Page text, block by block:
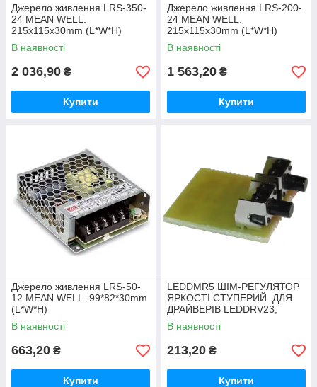
Джерело живлення LRS-350-
24 MEAN WELL.
215x115x30mm (L*W*H)
В наявності
2 036,90 ₴
Купити
Джерело живлення LRS-200-
24 MEAN WELL.
215x115x30mm (L*W*H)
В наявності
1 563,20 ₴
Купити
Джерело живлення LRS-50-
12 MEAN WELL. 99*82*30mm
(L*W*H)
В наявності
663,20 ₴
Купити
LEDDMR5 ШІМ-РЕГУЛЯТОР
ЯРКОСТІ СТУПЕРИЙ. ДЛЯ
ДРАЙВЕРІВ LEDDRV23,
LEDDRV25
В наявності
213,20 ₴
Купити